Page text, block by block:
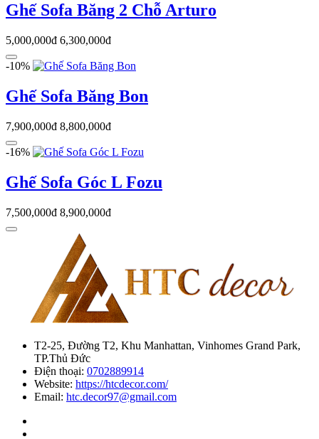
Ghế Sofa Băng 2 Chỗ Arturo
5,000,000đ 6,300,000đ
-10%
Ghế Sofa Băng Bon
7,900,000đ 8,800,000đ
-16%
Ghế Sofa Góc L Fozu
7,500,000đ 8,900,000đ
T2-25, Đường T2, Khu Manhattan, Vinhomes Grand Park,
TP.Thủ Đức
Điện thoại: 0702889914
Website: https://htcdecor.com/
Email: htc.decor97@gmail.com